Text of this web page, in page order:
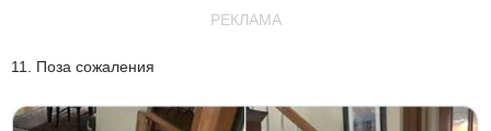
РЕКЛАМА
11. Поза сожаления